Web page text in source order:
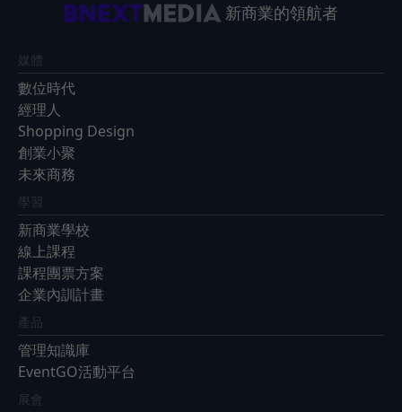
新商業的領航者
媒體
數位時代
經理人
Shopping Design
創業小聚
未來商務
學習
新商業學校
線上課程
課程團票方案
企業內訓計畫
產品
管理知識庫
EventGO活動平台
展會